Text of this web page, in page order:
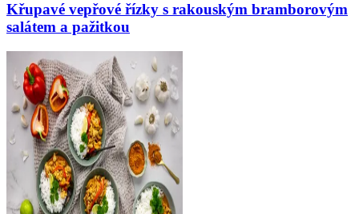
Křupavé vepřové řízky s rakouským bramborovým
salátem a pažitkou